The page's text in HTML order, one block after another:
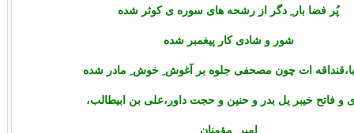
پُر فضا بار ِ دگر از رشحه های سوره ی کوثر شده
شور و شادی کار پیغمبر شده
ات چون مصحفی جلوه بر آغوش ِ خوش ِ مادر شده
و فاتح خیبر یل بدر و حنین و حجت داور،علی بن ابیطالب،
امیر ِ مؤمنان